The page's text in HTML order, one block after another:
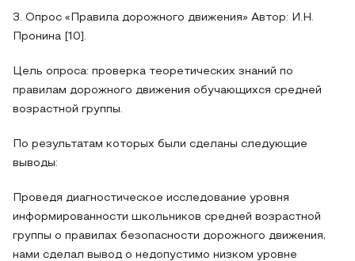
3. Опрос «Правила дорожного движения» Автор: И.Н.
Пронина [10].
Цель опроса: проверка теоретических знаний по
правилам дорожного движения обучающихся средней
возрастной группы.
По результатам которых были сделаны следующие
выводы:
Проведя диагностическое исследование уровня
информированности школьников средней возрастной
группы о правилах безопасности дорожного движения,
нами сделал вывод о недопустимо низком уровне